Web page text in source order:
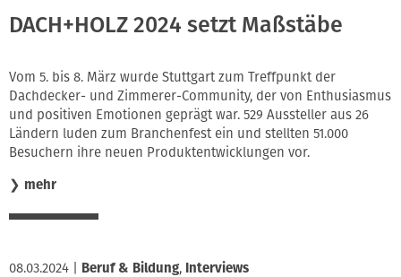
DACH+HOLZ 2024 setzt Maßstäbe
Vom 5. bis 8. März wurde Stuttgart zum Treffpunkt der
Dachdecker- und Zimmerer-Community, der von Enthusiasmus
und positiven Emotionen geprägt war. 529 Aussteller aus 26
Ländern luden zum Branchenfest ein und stellten 51.000
Besuchern ihre neuen Produktentwicklungen vor.
❯ mehr
08.03.2024 Beruf & Bildung, Interviews